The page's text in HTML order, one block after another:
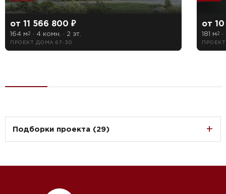
от 11 566 800 ₽
164 м 2 · 4 комн. · 2 эт.
ПРОЕКТ ДОМА 67-30
от
181 м 2
Подборки проекта (29)